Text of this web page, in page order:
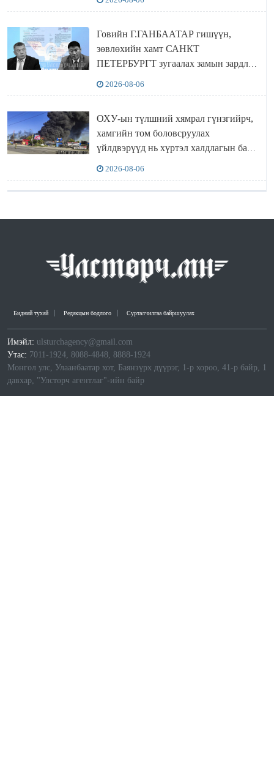
Говийн Г.ГАНБААТАР гишүүн,
зөвлөхийн хамт САНКТ
ПЕТЕРБУРГТ зугаалах замын зардлаа
2026-08-06
ОХУ-ын түлшний хямрал гүнзгийрч,
хамгийн том боловсруулах
үйлдвэрүүд нь хүртэл халдлагын бай
2026-08-06
Бидний тухай Редакцын бодлого Сурталчилгаа байршуулах
Имэйл: ulsturchagency@gmail.com
Утас: 7011-1924, 8088-4848, 8888-1924
Монгол улс, Улаанбаатар хот, Баянзүрх дүүрэг, 1-р хороо, 41-р байр, 1
давхар, "Улстөрч агентлаг"-ийн байр